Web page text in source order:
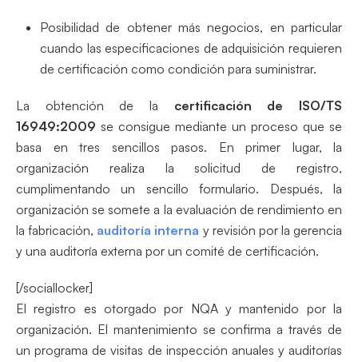
Posibilidad de obtener más negocios, en particular
cuando las especificaciones de adquisición requieren
de certificación como condición para suministrar.
La obtención de la certificación de ISO/TS
16949:2009 se consigue mediante un proceso que se
basa en tres sencillos pasos. En primer lugar, la
organización realiza la solicitud de registro,
cumplimentando un sencillo formulario. Después, la
organización se somete a la evaluación de rendimiento en
la fabricación, auditoría interna y revisión por la gerencia
y una auditoría externa por un comité de certificación.
[/sociallocker]
El registro es otorgado por NQA y mantenido por la
organización. El mantenimiento se confirma a través de
un programa de visitas de inspección anuales y auditorías